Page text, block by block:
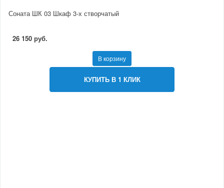
Соната ШК 03 Шкаф 3-х створчатый
26 150 руб.
В корзину
КУПИТЬ В 1 КЛИК